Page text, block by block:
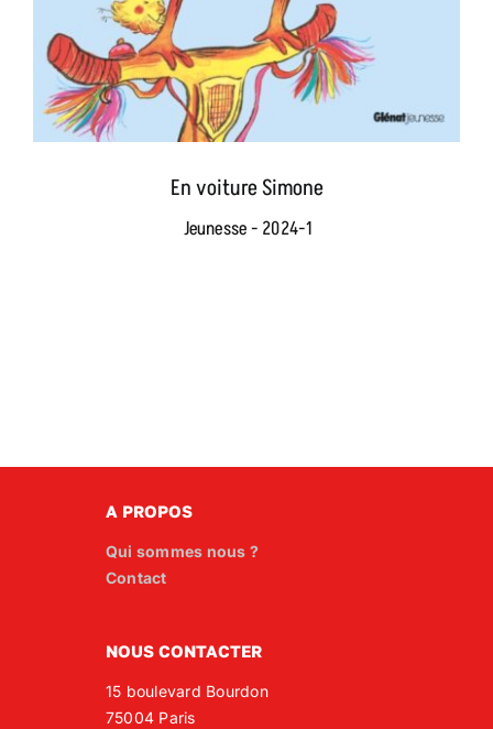
En voiture Simone
Jeunesse - 2024-1
A PROPOS
Qui sommes nous ?
Contact
NOUS CONTACTER
15 boulevard Bourdon
75004 Paris